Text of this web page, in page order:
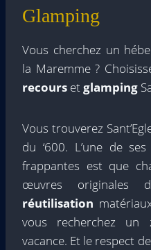
Glamping
Vous cherchez un
la Maremme ?
recours etglamping
Vous trouverez
du ‘600. L’une de
frappantes est que
œuvres originales
réutilisation
vous recherchez un
vacance. Et le respect de